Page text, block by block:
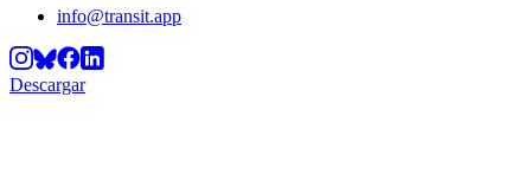
info@transit.app
Descargar